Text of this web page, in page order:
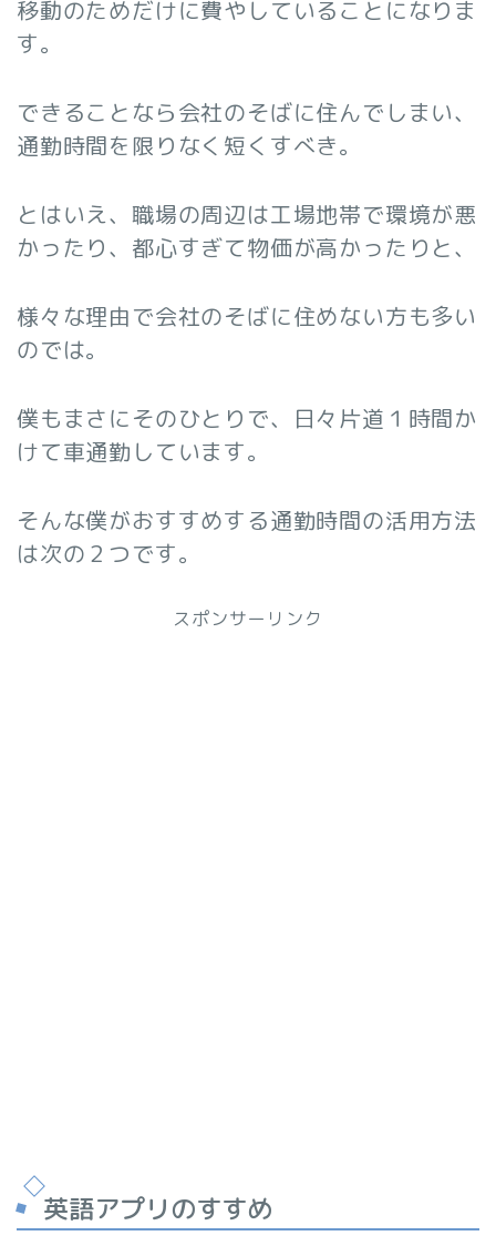
移動のためだけに費やしていることになりま
す。
できることなら会社のそばに住んでしまい、
通勤時間を限りなく短くすべき。
とはいえ、職場の周辺は工場地帯で環境が悪
かったり、都心すぎて物価が高かったりと、
様々な理由で会社のそばに住めない方も多い
のでは。
僕もまさにそのひとりで、日々片道１時間か
けて車通勤しています。
そんな僕がおすすめする通勤時間の活用方法
は次の２つです。
スポンサーリンク
英語アプリのすすめ